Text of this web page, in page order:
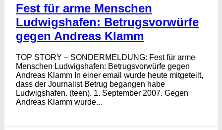
Fest für arme Menschen
Ludwigshafen: Betrugsvorwürfe
gegen Andreas Klamm
TOP STORY – SONDERMELDUNG: Fest für arme
Menschen Ludwigshafen: Betrugsvorwürfe gegen
Andreas Klamm In einer email wurde heute mitgeteilt,
dass der Journalist Betrug begangen habe
Ludwigshafen. (teen). 1. September 2007. Gegen
Andreas Klamm wurde...